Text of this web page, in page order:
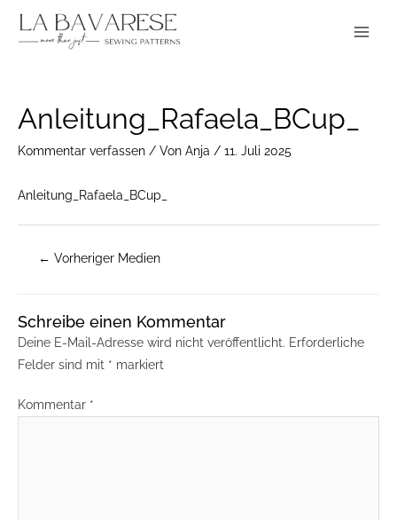
Inhalt
Anleitung_Rafaela_BCup_
Kommentar verfassen / Von Anja / 11. Juli 2025
Anleitung_Rafaela_BCup_
navigation
← Vorheriger Medien
Schreibe einen Kommentar
Deine E-Mail-Adresse wird nicht veröffentlicht. Erforderliche
Felder sind mit * markiert
Kommentar *